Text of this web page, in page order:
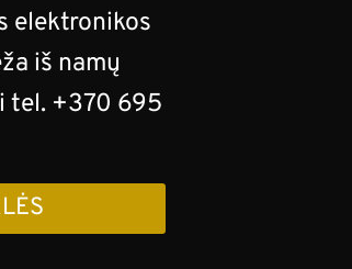
elektronikos
iš namų
tel. +370 695